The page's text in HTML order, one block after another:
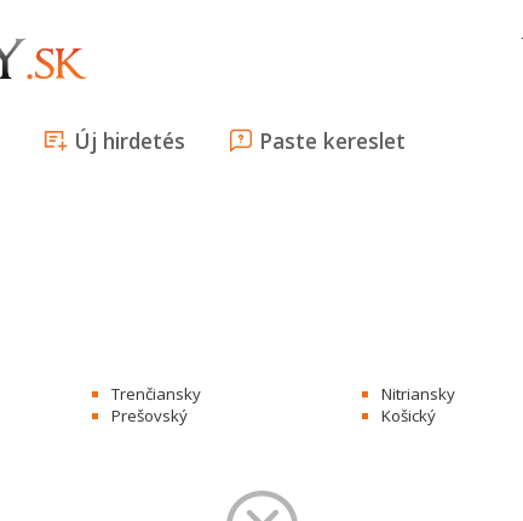
Új hirdetés Paste kereslet
Trenčiansky
Nitriansky
Prešovský Košický